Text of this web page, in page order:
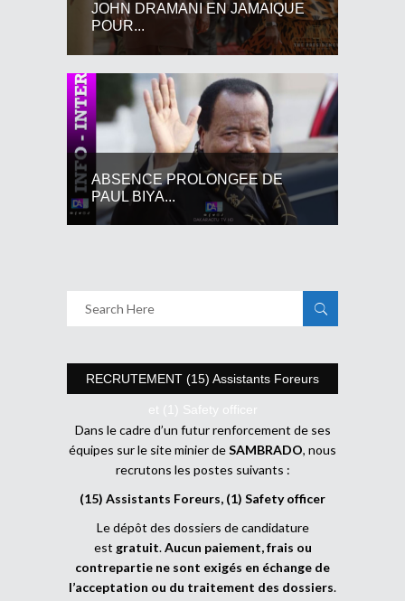
JOHN DRAMANI EN JAMAIQUE
POUR...
ABSENCE PROLONGEE DE
PAUL BIYA...
RECRUTEMENT (15) Assistants Foreurs
et (1) Safety officer
Dans le cadre d’un futur renforcement de ses
équipes sur le site minier deSAMBRADO, nous
recrutons les postes suivants :
(15) Assistants Foreurs, (1) Safety officer
Le dépôt des dossiers de candidature
est gratuit.Aucun paiement, frais ou
contrepartie ne sont exigés en échange de
l’acceptation ou du traitement des dossiers.